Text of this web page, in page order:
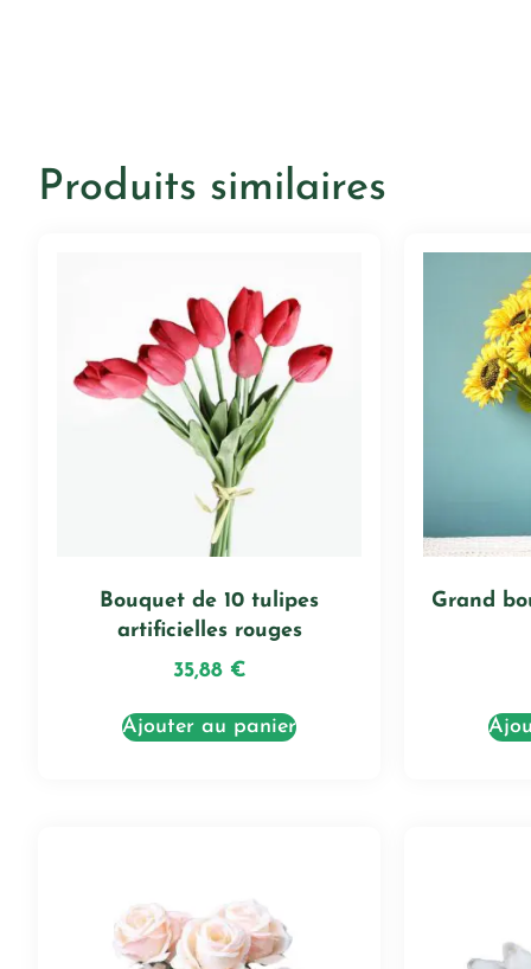
Produits similaires
Bouquet de 10 tulipes
artificielles rouges
35,88 €
Ajouter au panier
Grand